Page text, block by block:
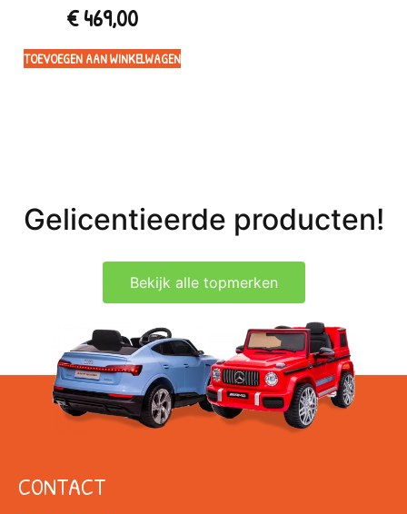
€469,00
TOEVOEGEN AAN WINKELWAGEN
Gelicentieerde producten!
Bekijk alle topmerken
CONTACT